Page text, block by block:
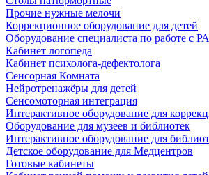
Прочие нужные мелочи
Коррекционное оборудование для детей
Оборудование специалиста по работе с
Кабинет логопеда
Кабинет психолога-дефектолога
Сенсорная Комната
Нейротренажёры для детей
Сенсомоторная интеграция
Интерактивное оборудование для
Оборудование для музеев и библиотек
Интерактивное оборудование для
Детское оборудование для Медцентров
Готовые кабинеты